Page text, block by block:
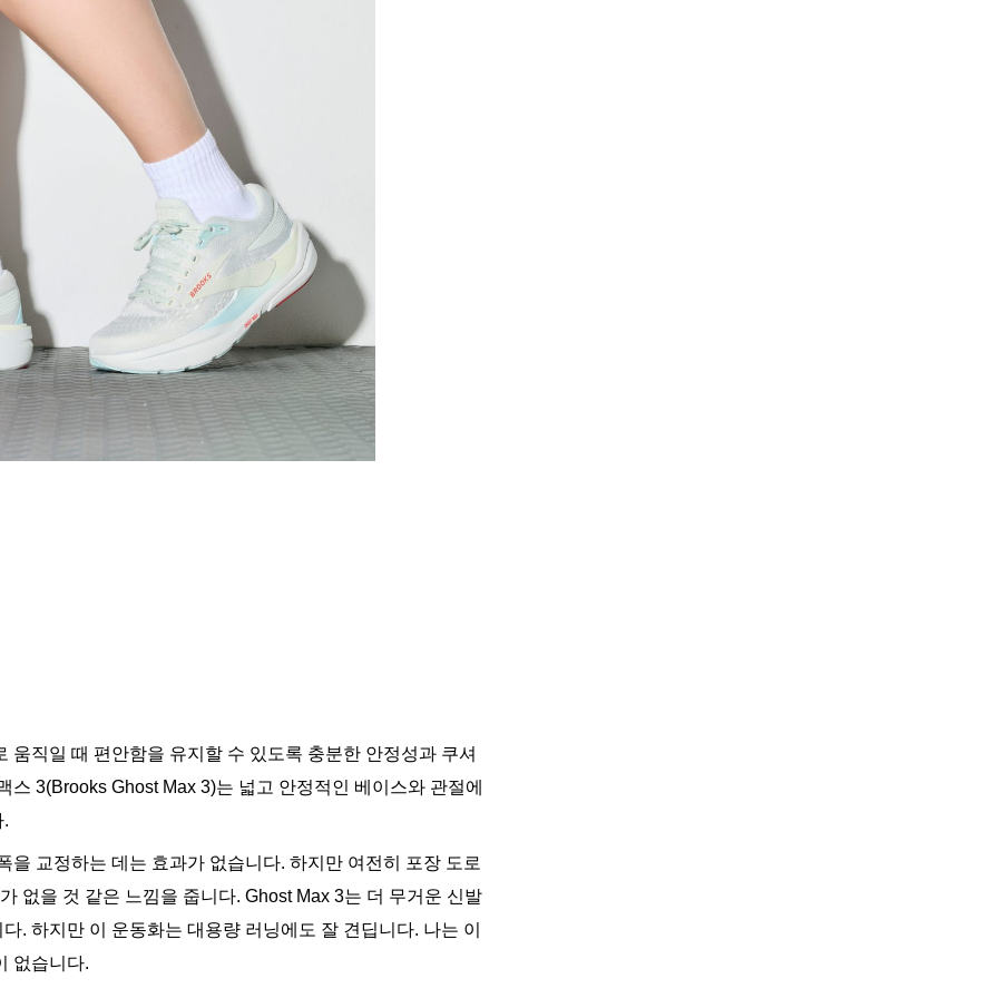
직일 때 편안함을 유지할 수 있도록 충분한 안정성과 쿠셔
3(Brooks Ghost Max 3)는 넓고 안정적인 베이스와 관절에
.
교정하는 데는 효과가 없습니다. 하지만 여전히 포장 도로
없을 것 같은 느낌을 줍니다. Ghost Max 3는 더 무거운 신발
. 하지만 이 운동화는 대용량 러닝에도 잘 견딥니다. 나는 이
없습니다.